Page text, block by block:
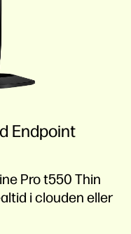
Endpoint
Pro t550 Thin
i clouden eller